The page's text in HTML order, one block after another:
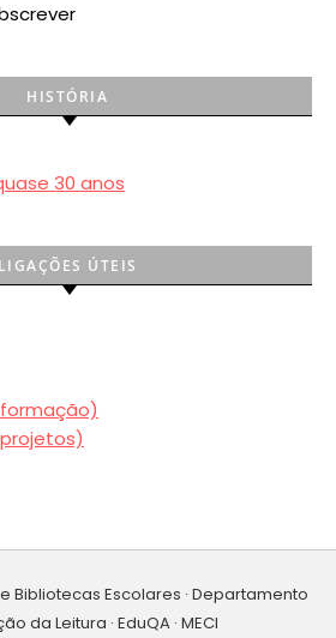
HISTÓRIA
30 anos
LIGAÇÕES ÚTEIS
Bibliotecas Escolares · Departamento
da Leitura · EduQA · MECI